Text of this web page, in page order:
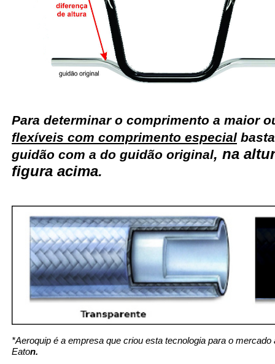
Para determinar o comprimento a maior
flexíveis com comprimento especial
guidão com a do guidão original, na
figura acima.
*Aeroquip é a empresa que criou esta tecnologia para o
Eaton.